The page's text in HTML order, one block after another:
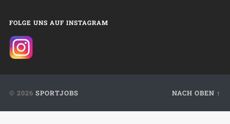
FOLGE UNS AUF INSTAGRAM
© 2026 SPORTJOBS NACH OBEN ↑